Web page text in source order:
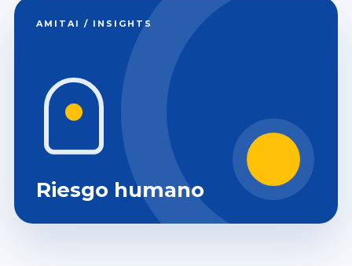
AMITAI / INSIGHTS
Riesgo humano